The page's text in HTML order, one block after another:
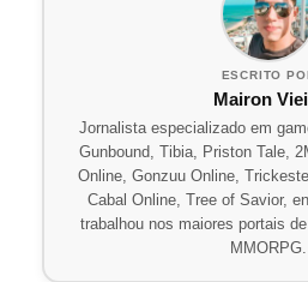
ESCRITO
Mairon
Jornalista especializado em
Gunbound, Tibia, Priston Tale,
Online, Gonzuu Online,
Cabal Online, Tree of Savior,
trabalhou nos maiores portais
MMORPG.